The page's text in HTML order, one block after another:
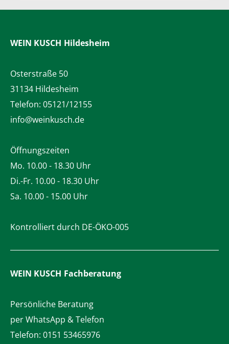
WEIN KUSCH Hildesheim
Osterstraße 50
31134 Hildesheim
Telefon: 05121/12155
info@weinkusch.de
Öffnungszeiten
Mo. 10.00 - 18.30 Uhr
Di.-Fr. 10.00 - 18.30 Uhr
Sa. 10.00 - 15.00 Uhr
Kontrolliert durch DE-ÖKO-005
WEIN KUSCH Fachberatung
Persönliche Beratung
per WhatsApp & Telefon
Telefon: 0151 53465976